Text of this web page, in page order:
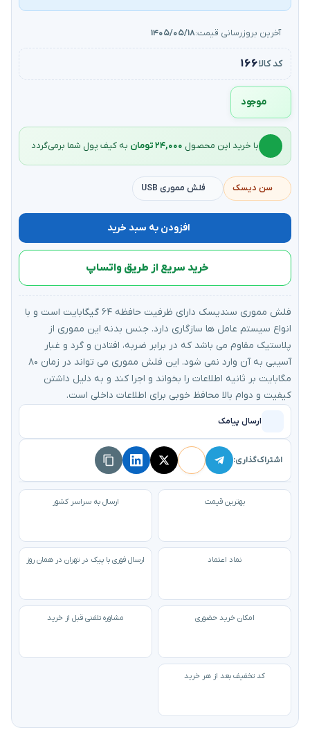
آخرین بروزرسانی قیمت:۱۴۰۵/۰۵/۱۸
کد کالا۱۶۶
موجود
با خرید این محصول ۲۴,۰۰۰ تومان به کیف‌ پول شما برمی‌گردد
سن دیسک فلش مموری USB
افزودن به سبد خرید
خرید سریع از طریق واتساپ
فلش مموری سندیسک دارای ظرفیت حافظه ۶۴ گیگابایت است و با
انواع سیستم عامل ها سازگاری دارد. جنس بدنه این مموری از
پلاستیک مقاوم می باشد که در برابر ضربه، افتادن و گرد و غبار
آسیبی به آن وارد نمی شود. این فلش مموری می تواند در زمان ۸۰
مگابایت بر ثانیه اطلاعات را بخواند و اجرا کند و به دلیل داشتن
کیفیت و دوام بالا محافظ خوبی برای اطلاعات داخلی است.
ارسال پیامک
اشتراک‌گذاری:
بهترین قیمت ارسال به سراسر کشور
نماد اعتماد ارسال فوری با پیک در تهران در همان روز
امکان خرید حضوری مشاوره تلفنی قبل از خرید
کد تخفیف بعد از هر خرید